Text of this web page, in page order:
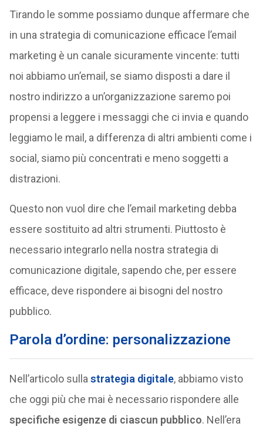
Tirando le somme possiamo dunque affermare che
in una strategia di comunicazione efficace l’email
marketing è un canale sicuramente vincente: tutti
noi abbiamo un’email, se siamo disposti a dare il
nostro indirizzo a un’organizzazione saremo poi
propensi a leggere i messaggi che ci invia e quando
leggiamo le mail, a differenza di altri ambienti come i
social, siamo più concentrati e meno soggetti a
distrazioni.
Questo non vuol dire che l’email marketing debba
essere sostituito ad altri strumenti. Piuttosto è
necessario integrarlo nella nostra strategia di
comunicazione digitale, sapendo che, per essere
efficace, deve rispondere ai bisogni del nostro
pubblico.
Parola d’ordine: personalizzazione
Nell’articolo sulla strategia digitale, abbiamo visto
che oggi più che mai è necessario rispondere alle
specifiche esigenze di ciascun pubblico. Nell’era